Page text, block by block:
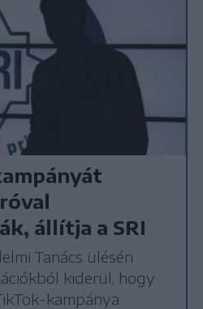
állítja a SRI
Tanács ülésén
kiderül, hogy
kampánya